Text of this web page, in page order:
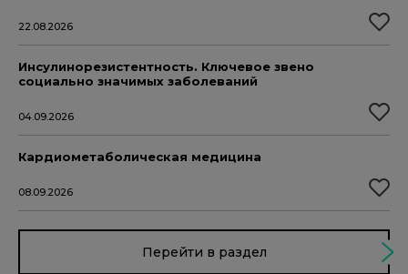
22.08.2026
Инсулинорезистентность. Ключевое звено
социально значимых заболеваний
04.09.2026
Кардиометаболическая медицина
08.09.2026
Перейти в раздел